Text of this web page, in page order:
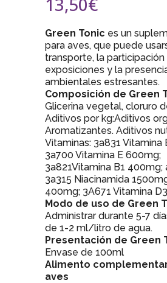
Green Tonic es un
para aves, que puede
transporte, la participación
exposiciones y la
ambientales estresantes.
Composición de Green
Glicerina vegetal, cloruro
Aditivos por kg:Aditivos
Aromatizantes. Aditivos
Vitaminas: 3a831 Vitamina
3a700 Vitamina E 600mg;
3a821Vitamina B1 400mg;
3a315 Niacinamida
400mg; 3A671 Vitamina
Modo de uso de Green
Administrar durante 5-7
de 1-2 ml/litro de agua.
Presentación de Green
Envase de 100ml
Alimento
aves